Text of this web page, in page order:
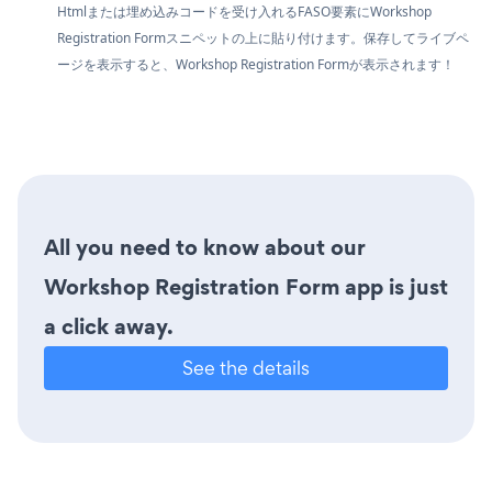
Htmlまたは埋め込みコードを受け入れるFASO要素にWorkshop
Registration Formスニペットの上に貼り付けます。保存してライブペ
ージを表示すると、Workshop Registration Formが表示されます！
All you need to know about our
Workshop Registration Form app is just
a click away.
See the details